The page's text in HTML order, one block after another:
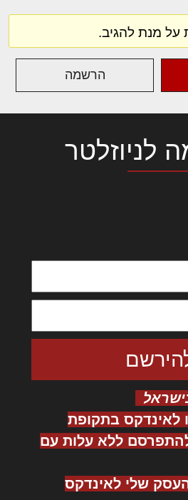
מנת להגיב.
הרשמה
לניוזלטר
לאינדקס בתקופת
ללא עלות עם
שלי לאינדקס